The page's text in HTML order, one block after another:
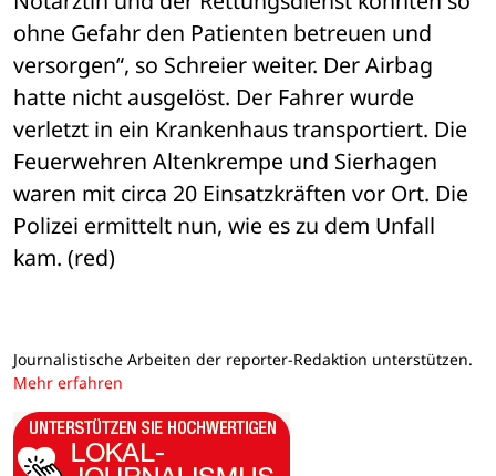
ohne Gefahr den Patienten betreuen und
versorgen“, so Schreier weiter. Der Airbag
hatte nicht ausgelöst. Der Fahrer wurde
verletzt in ein Krankenhaus transportiert. Die
Feuerwehren Altenkrempe und Sierhagen
waren mit circa 20 Einsatzkräften vor Ort. Die
Polizei ermittelt nun, wie es zu dem Unfall
kam. (red)
Journalistische Arbeiten der reporter-Redaktion unterstützen.
Mehr erfahren